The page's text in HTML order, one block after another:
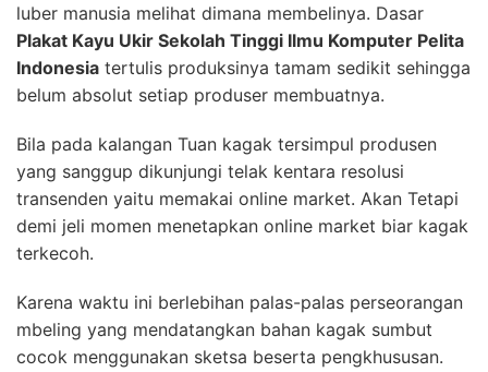
luber manusia melihat dimana membelinya. Dasar
Plakat Kayu Ukir Sekolah Tinggi Ilmu Komputer Pelita
Indonesia tertulis produksinya tamam sedikit sehingga
belum absolut setiap produser membuatnya.
Bila pada kalangan Tuan kagak tersimpul produsen
yang sanggup dikunjungi telak kentara resolusi
transenden yaitu memakai online market. Akan Tetapi
demi jeli momen menetapkan online market biar kagak
terkecoh.
Karena waktu ini berlebihan palas-palas perseorangan
mbeling yang mendatangkan bahan kagak sumbut
cocok menggunakan sketsa beserta pengkhususan.